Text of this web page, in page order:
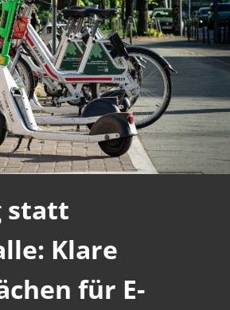
statt
Klare
für E-